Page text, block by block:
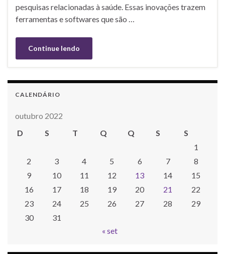
pesquisas relacionadas à saúde. Essas inovações trazem
ferramentas e softwares que são …
Continue lendo
CALENDÁRIO
outubro 2022
D
S T Q Q S
S
1
2
3 4 5 6 7
8
9
10 11 12 13 14
15
16
17 18 19 20 21
22
23
24 25 26 27 28
29
30
31
« set